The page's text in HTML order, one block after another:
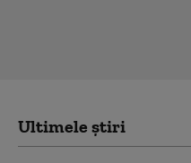
Ultimele știri